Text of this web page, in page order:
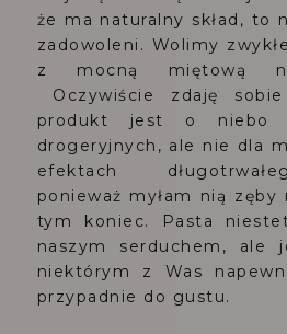
że ma naturalny skład, to
zadowoleni. Wolimy
z mocną miętową
Oczywiście zdaję
produkt jest o niebo
drogeryjnych, ale nie dla
efektach
ponieważ myłam nią
tym koniec. Pasta
naszym serduchem, ale
niektórym z Was
przypadnie do gustu.